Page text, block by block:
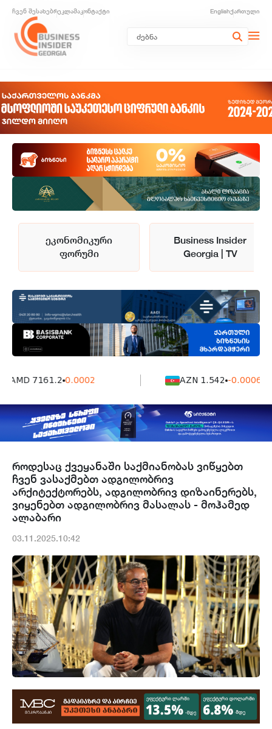
ჩვენ შესახებრეკლამაკონტაქტი Englishქართული
ეკონომიკური
ფორუმი
Business Insider
Georgia | TV
AMD 7161.2 0.0002 AZN 1.542 -0.0006
როდესაც ქვეყანაში საქმიანობას ვიწყებთ
ჩვენ ვასაქმებთ ადგილობრივ
არქიტექტორებს, ადგილობრივ დიზაინერებს,
ვიყენებთ ადგილობრივ მასალას - მოჰამედ
ალაბარი
03.11.2025.10:42